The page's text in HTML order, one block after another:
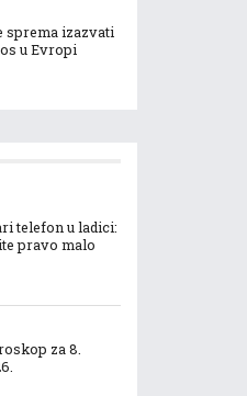
sprema izazvati
u Evropi
telefon u ladici:
pravo malo
za 8.